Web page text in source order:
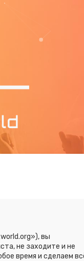
вы
не заходите и не
время и сделаем